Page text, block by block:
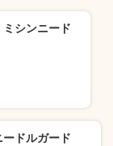
シンニード
ドルガード